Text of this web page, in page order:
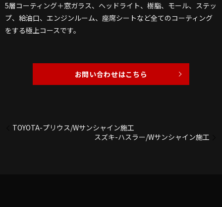
5層コーティング＋窓ガラス、ヘッドライト、樹脂、モール、ステッ
プ、給油口、エンジンルーム、座席シートなど全てのコーティング
をする極上コースです。
お問い合わせはこちら
TOYOTA-プリウス/Wサンシャイン施工
スズキ-ハスラー/Wサンシャイン施工